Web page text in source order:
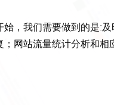
，我们需要做到的是:
网站流量统计分析和